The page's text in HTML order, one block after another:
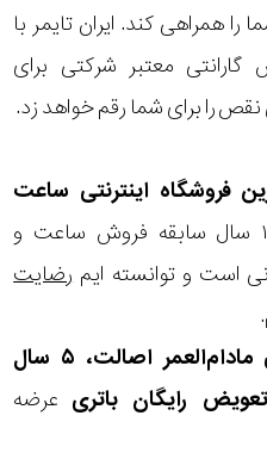
همراهی کند. ایران تایمر با
معتبر شرکتی برای
را برای شما رقم خواهد زد.
فروشگاه اینترنتی ساعت
با بیش از ۱۵ سال سابقه فروش ساعت و
رضایت
گارانتی مادام‌العمر اصالت، ۵ سال
عرضه